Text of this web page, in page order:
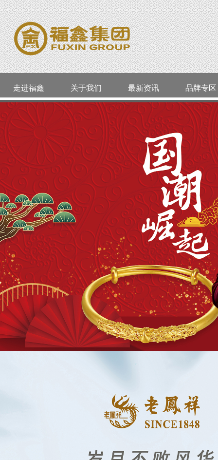
走进福鑫 关于我们
公司简介 企业资质 企业文化
最新资讯
活动通告 今日金价 最新资讯
品牌专区
老凤祥 周大生 ALLOVE
明牌珠宝 囍福
品类精选 婚嫁系列 店长推荐
威海 环翠区 经区